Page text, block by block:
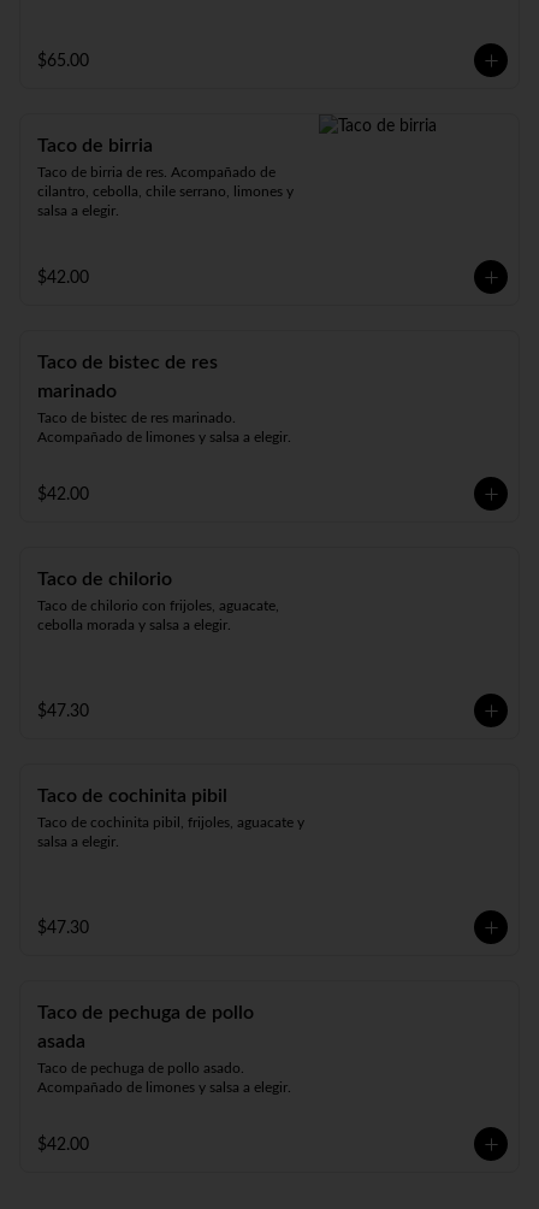
$65.00
Taco de birria
Taco de birria de res. Acompañado de
cilantro, cebolla, chile serrano, limones y
salsa a elegir.
$42.00
Taco de bistec de res
marinado
Taco de bistec de res marinado.
Acompañado de limones y salsa a elegir.
$42.00
Taco de chilorio
Taco de chilorio con frijoles, aguacate,
cebolla morada y salsa a elegir.
$47.30
Taco de cochinita pibil
Taco de cochinita pibil, frijoles, aguacate y
salsa a elegir.
$47.30
Taco de pechuga de pollo
asada
Taco de pechuga de pollo asado.
Acompañado de limones y salsa a elegir.
$42.00